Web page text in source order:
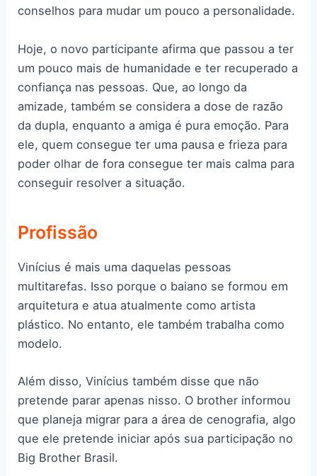
conselhos para mudar um pouco a personalidade.
Hoje, o novo participante afirma que passou a ter
um pouco mais de humanidade e ter recuperado a
confiança nas pessoas. Que, ao longo da
amizade, também se considera a dose de razão
da dupla, enquanto a amiga é pura emoção. Para
ele, quem consegue ter uma pausa e frieza para
poder olhar de fora consegue ter mais calma para
conseguir resolver a situação.
Profissão
Vinícius é mais uma daquelas pessoas
multitarefas. Isso porque o baiano se formou em
arquitetura e atua atualmente como artista
plástico. No entanto, ele também trabalha como
modelo.
Além disso, Vinícius também disse que não
pretende parar apenas nisso. O brother informou
que planeja migrar para a área de cenografia, algo
que ele pretende iniciar após sua participação no
Big Brother Brasil.